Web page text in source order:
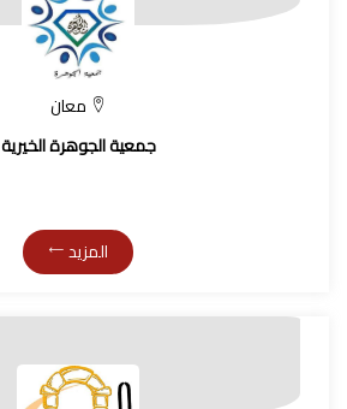
معان
جمعية الجوهرة الخيرية
المزيد